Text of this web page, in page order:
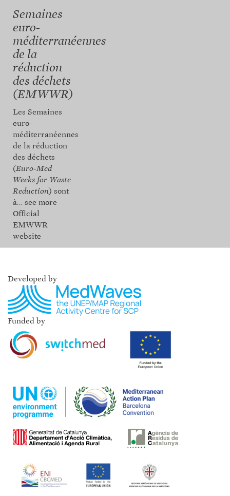
Semaines
euro-
méditerranéennes
de la
réduction
des déchets
(EMWWR)
Les Semaines
euro-
méditerranéennes
de la réduction
des déchets
(Euro-Med
Weeks for Waste
Reduction) sont
à… see more
Official
EMWWR
website
Developed by
Funded by